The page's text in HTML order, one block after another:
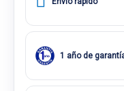
1 año de